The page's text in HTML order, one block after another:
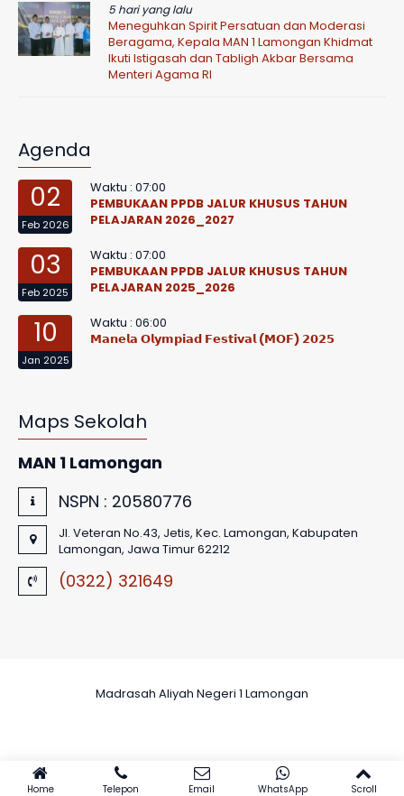
5 hari yang lalu
Meneguhkan Spirit Persatuan dan Moderasi
Beragama, Kepala MAN 1 Lamongan Khidmat
Ikuti Istigasah dan Tabligh Akbar Bersama
Menteri Agama RI
Agenda
02
Feb 2026
Waktu : 07:00
PEMBUKAAN PPDB JALUR KHUSUS TAHUN
PELAJARAN 2026_2027
03
Feb 2025
Waktu : 07:00
PEMBUKAAN PPDB JALUR KHUSUS TAHUN
PELAJARAN 2025_2026
10
Jan 2025
Waktu : 06:00
𝗠𝗮𝗻𝗲𝗹𝗮 𝗢𝗹𝘆𝗺𝗽𝗶𝗮𝗱 𝗙𝗲𝘀𝘁𝗶𝘃𝗮𝗹 (𝗠𝗢𝗙) 𝟮𝟬𝟮𝟱
Maps Sekolah
MAN 1 Lamongan
NSPN : 20580776
Jl. Veteran No.43, Jetis, Kec. Lamongan, Kabupaten
Lamongan, Jawa Timur 62212
(0322) 321649
Madrasah Aliyah Negeri 1 Lamongan
Home Telepon Email WhatsApp Scroll